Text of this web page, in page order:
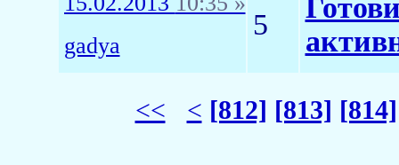
gadya
5
<< < [812] [813] [814]